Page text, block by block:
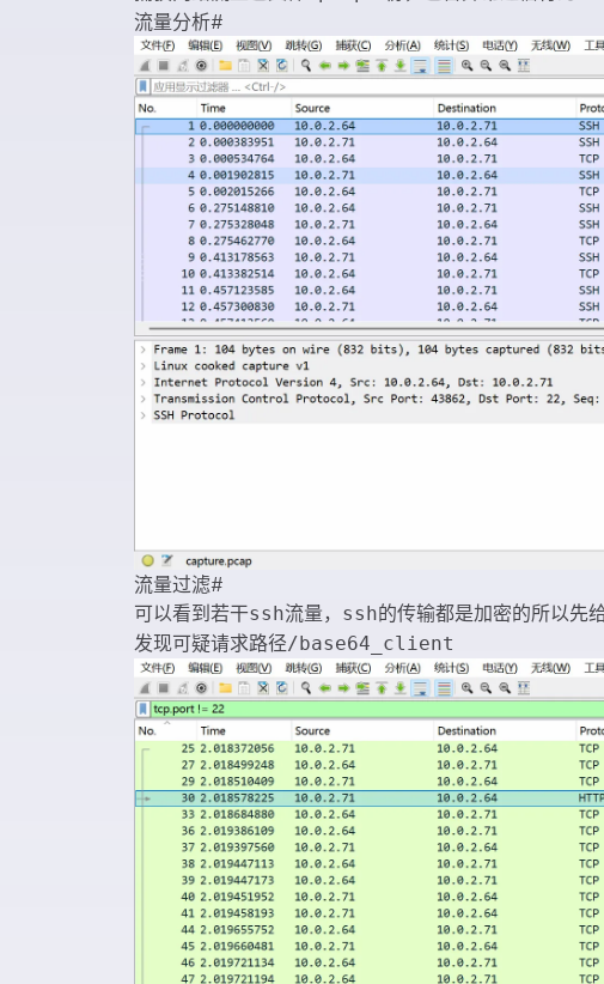
流量分析#
流量过滤#
可以看到若干ssh流量， ssh的传输都是加密的所以先
发现可疑请求路径/base64_client